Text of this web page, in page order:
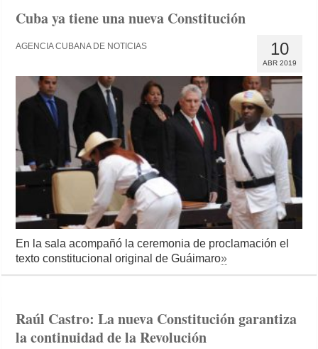
Cuba ya tiene una nueva Constitución
10
ABR 2019
AGENCIA CUBANA DE NOTICIAS
En la sala acompañó la ceremonia de proclamación el
texto constitucional original de Guáimaro»
Raúl Castro: La nueva Constitución garantiza
la continuidad de la Revolución